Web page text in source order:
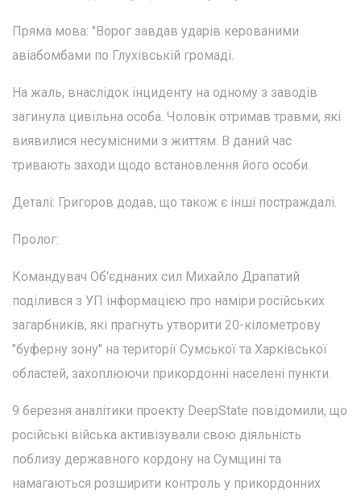
Пряма мова: "Ворог завдав ударів керованими
авіабомбами по Глухівській громаді.
На жаль, внаслідок інциденту на одному з заводів
загинула цивільна особа. Чоловік отримав травми, які
виявилися несумісними з життям. В даний час
тривають заходи щодо встановлення його особи.
Деталі: Григоров додав, що також є інші постраждалі.
Пролог:
Командувач Об'єднаних сил Михайло Драпатий
поділився з УП інформацією про наміри російських
загарбників, які прагнуть утворити 20-кілометрову
"буферну зону" на території Сумської та Харківської
областей, захоплюючи прикордонні населені пункти.
9 березня аналітики проекту DeepState повідомили, що
російські війська активізували свою діяльність
поблизу державного кордону на Сумщині та
намагаються розширити контроль у прикордонних